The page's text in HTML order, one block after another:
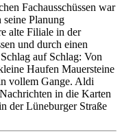
Fachausschüssen war
Planung
alte Filiale in der
und durch einen
auf Schlag: Von
Haufen Mauersteine
vollem Gange. Aldi
in die Karten
der Lüneburger Straße